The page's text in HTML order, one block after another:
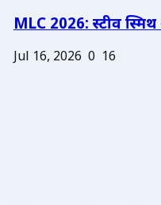
MLC 2026: स्टीव
Jul 16, 2026 0 16